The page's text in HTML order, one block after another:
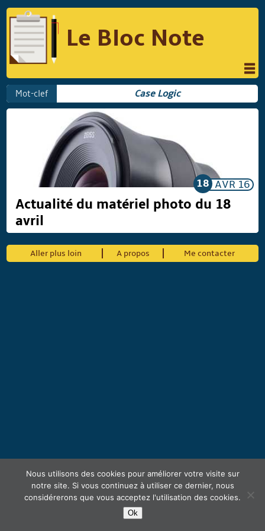
Le Bloc Note
INFORMATIQUE
MUSIQUE
PHOTOGRAPHIE
PODCAST
RÉFLEXIONS
COMPARATIF DES HYBRIDES
COMPARATIF DES APPAREILS REFLEX
Mot-clef Case Logic
18 AVR 16
Actualité du matériel photo du 18
avril
Aller plus loin A propos Me contacter
Nous utilisons des cookies pour améliorer votre visite sur
notre site. Si vous continuez à utiliser ce dernier, nous
considérerons que vous acceptez l'utilisation des cookies.
Ok